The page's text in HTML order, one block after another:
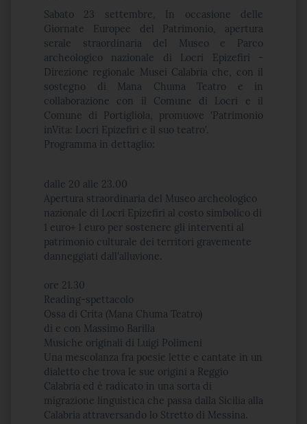
Sabato 23 settembre, In occasione delle
Giornate Europee del Patrimonio, apertura
serale straordinaria del Museo e Parco
archeologico nazionale di Locri Epizefiri -
Direzione regionale Musei Calabria che, con il
sostegno di Mana Chuma Teatro e in
collaborazione con il Comune di Locri e il
Comune di Portigliola, promuove 'Patrimonio
inVita: Locri Epizefiri e il suo teatro'.
Programma in dettaglio:
dalle 20 alle 23.00
Apertura straordinaria del Museo archeologico
nazionale di Locri Epizefiri al costo simbolico di
1 euro+ 1 euro per sostenere gli interventi al
patrimonio culturale dei territori gravemente
danneggiati dall'alluvione.
ore 21.30
Reading-spettacolo
Ossa di Crita (Mana Chuma Teatro)
di e con Massimo Barilla
Musiche originali di Luigi Polimeni
Una mescolanza fra poesie lette e cantate in un
dialetto che trova le sue origini a Reggio
Calabria ed è radicato in una sorta di
migrazione linguistica che passa dalla Sicilia alla
Calabria attraversando lo Stretto di Messina.